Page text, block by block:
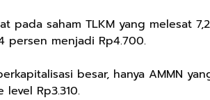
pada saham TLKM yang melesat
persen menjadi Rp4.700.
besar, hanya AMMN
Rp3.310.